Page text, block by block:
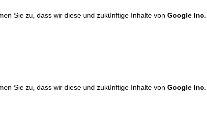
Sie zu, dass wir diese und zukünftige Inhalte von Google Inc.
Sie zu, dass wir diese und zukünftige Inhalte von Google Inc.